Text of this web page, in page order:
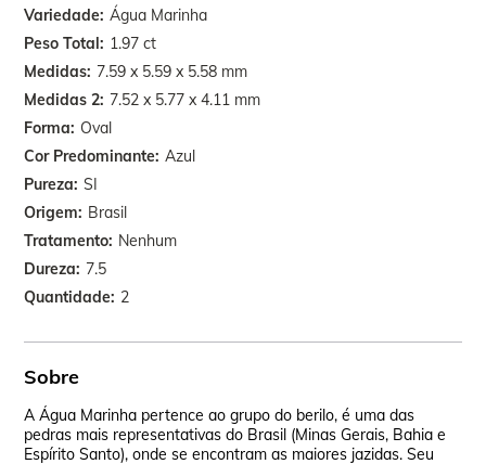
Variedade Água Marinha
Peso Total 1.97 ct
Medidas 7.59 x 5.59 x 5.58 mm
Medidas 2 7.52 x 5.77 x 4.11 mm
Forma Oval
Cor Predominante Azul
Pureza SI
Origem Brasil
Tratamento Nenhum
Dureza 7.5
Quantidade 2
Sobre
A Água Marinha pertence ao grupo do berilo, é uma das
pedras mais representativas do Brasil (Minas Gerais, Bahia e
Espírito Santo), onde se encontram as maiores jazidas. Seu